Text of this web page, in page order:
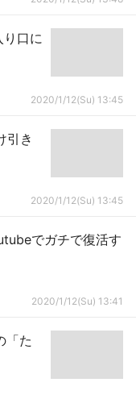
り口に
2020/1/12(Su) 13:45
引き
2020/1/12(Su) 13:45
でガチで復活す
2020/1/12(Su) 13:41
「た